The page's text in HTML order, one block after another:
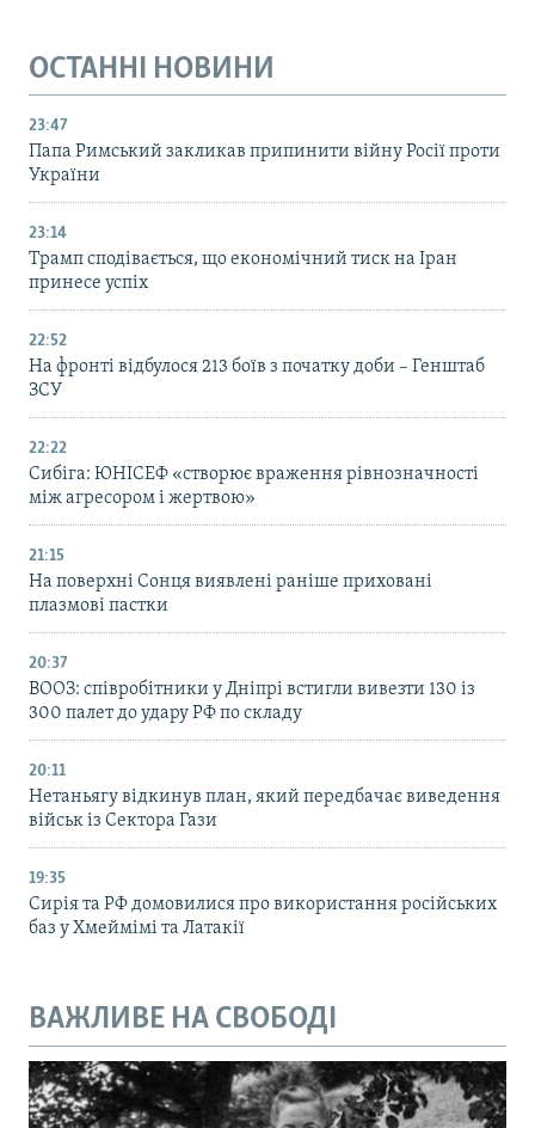
ОСТАННІ НОВИНИ
23:47
Папа Римський закликав припинити війну Росії проти
України
23:14
Трамп сподівається, що економічний тиск на Іран
принесе успіх
22:52
На фронті відбулося 213 боїв з початку доби – Генштаб
ЗСУ
22:22
Сибіга: ЮНІСЕФ «створює враження рівнозначності
між агресором і жертвою»
21:15
На поверхні Сонця виявлені раніше приховані
плазмові пастки
20:37
ВООЗ: співробітники у Дніпрі встигли вивезти 130 із
300 палет до удару РФ по складу
20:11
Нетаньягу відкинув план, який передбачає виведення
військ із Сектора Гази
19:35
Сирія та РФ домовилися про використання російських
баз у Хмеймімі та Латакії
ВАЖЛИВЕ НА СВОБОДІ